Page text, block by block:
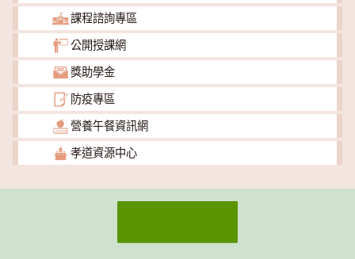
課程諮詢專區
公開授課網
獎助學金
防疫專區
營養午餐資訊網
孝道資源中心